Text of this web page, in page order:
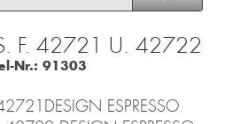
F. 42721 U. 42722
Nr.: 91303
ESPRESSO